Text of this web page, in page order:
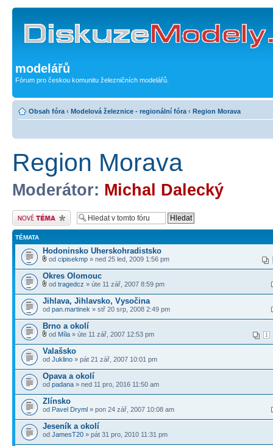
modelářů
Fórum pro českou komunitu železničních modelářů.
Obsah fóra ‹ Modelová železnice - regionální fóra ‹ Region Morava
Region Morava
Moderátor: Michal Dalecký
Odeslat nové téma
TÉMATA
Hodoninsko Uherskohradistsko
od cipisekmp » ned 25 led, 2009 1:56 pm
Okres Olomouc
od tragedcz » úte 11 zář, 2007 8:59 pm
Jihlava, Jihlavsko, Vysočina
od pan.martinek » stř 20 srp, 2008 2:49 pm
Brno a okolí
1
od Míla » úte 11 zář, 2007 12:53 pm
Valašsko
od Juklino » pát 21 zář, 2007 10:01 pm
Opava a okolí
od padana » ned 11 pro, 2016 11:50 am
Zlínsko
od Pavel Dryml » pon 24 zář, 2007 10:08 am
Jeseník a okolí
od JamesT20 » pát 31 pro, 2010 11:31 pm